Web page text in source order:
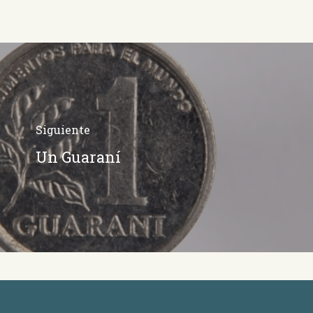
Siguiente
Un Guaraní